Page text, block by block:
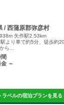
/ 西蒲原郡弥彦村
矢作駅2.53km
より車で約5分、徒歩約
ら…
～
ラベルの宿泊プランを見る